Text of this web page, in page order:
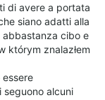
di avere a portata
siano adatti alla
abbastanza cibo e
którym znalazłem
seguono alcuni